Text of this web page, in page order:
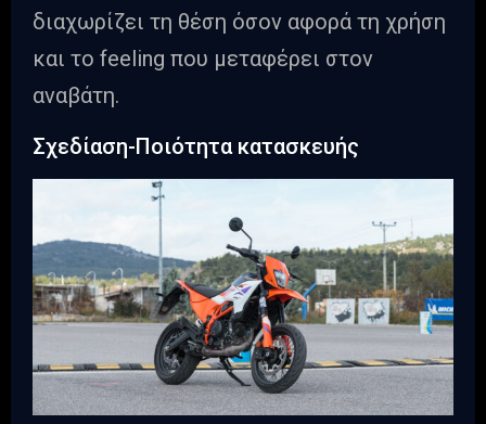
διαχωρίζει τη θέση όσον αφορά τη χρήση
και το feeling που μεταφέρει στον
αναβάτη.
Σχεδίαση-Ποιότητα κατασκευής